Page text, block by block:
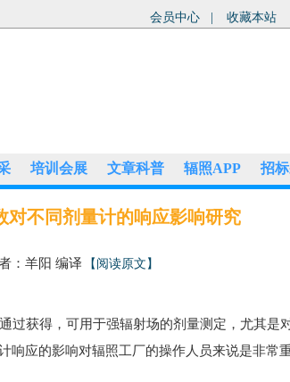
会员中心 收藏本站
培训会展 文章科普 辐照APP 招
对不同剂量计的响应影响研究
：羊阳 编译 【阅读原文】
获得，可用于强辐射场的剂量测定，尤其是
应的影响对辐照工厂的操作人员来说是非常重